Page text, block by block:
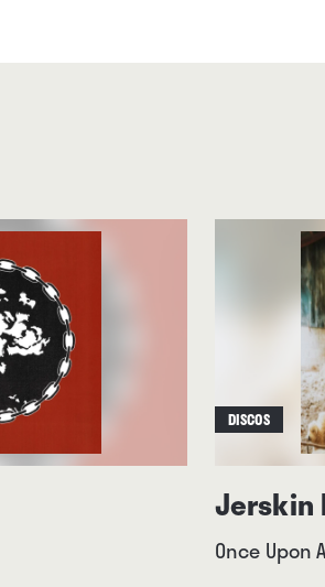
y el
y
DISCOS
Jerskin
Once Upon